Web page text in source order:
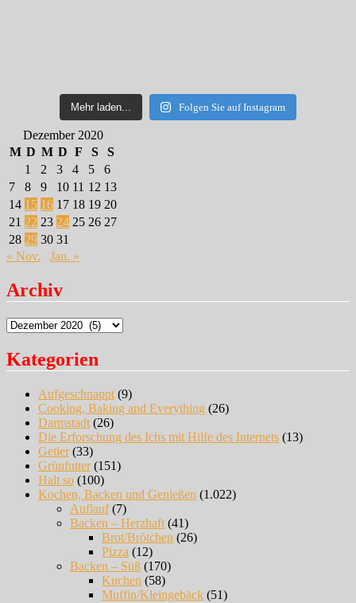
Mehr laden... Folgen Sie auf Instagram
Dezember 2020
M D M D F S
S
1
2 3 4 5
6
7
8 9 10 11 12 13
14 15 16 17 18 19 20
21 22 23 24 25 26 27
28 29 30 31
« Nov.
Jan. »
Archiv
Archiv
Kategorien
Aufgeschnappt (9)
Cooking, Baking and Everything (26)
Darmstadt (26)
Die Erforschung des Ichs mit Hilfe des Internets (13)
Getier(33)
Grünfutter(151)
Halt so (100)
Kochen, Backen und Genießen (1.022)
Auflauf(7)
Backen – Herzhaft (41)
Brot/Brötchen (26)
Pizza (12)
Backen – Süß (170)
Kuchen (58)
Muffin/Kleingebäck (51)